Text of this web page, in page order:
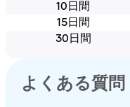
10日間
15日間
30日間
よくある質問